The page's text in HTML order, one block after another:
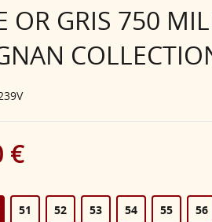
OR GRIS 750
€
51 52 53 54 55 56